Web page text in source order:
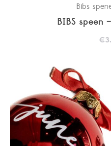
Bibs
BIBS speen
€